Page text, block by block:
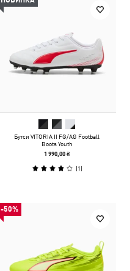
Бутси VITORIA II FG/AG Football
Boots Youth
1 990,00 ₴
(1)
-50%